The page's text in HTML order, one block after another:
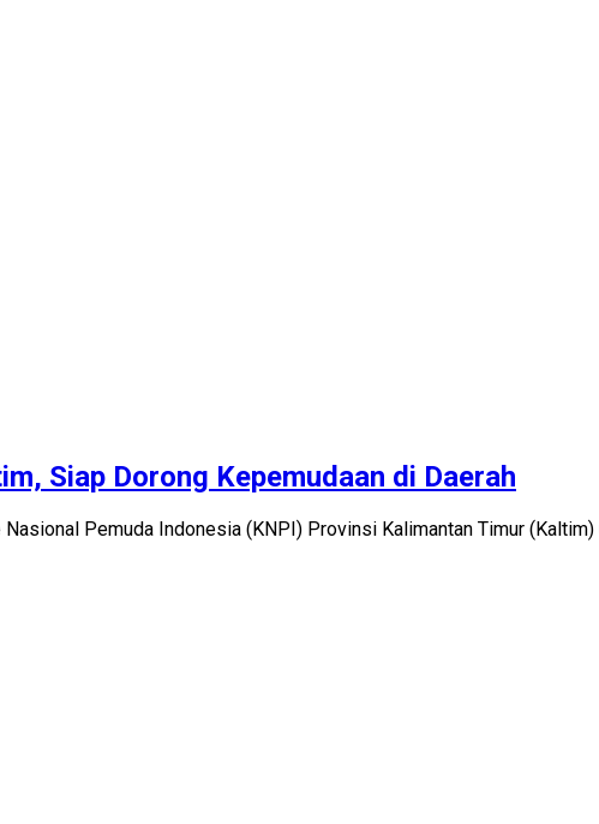
Siap Dorong Kepemudaan di Daerah
Pemuda Indonesia (KNPI) Provinsi Kalimantan Timur